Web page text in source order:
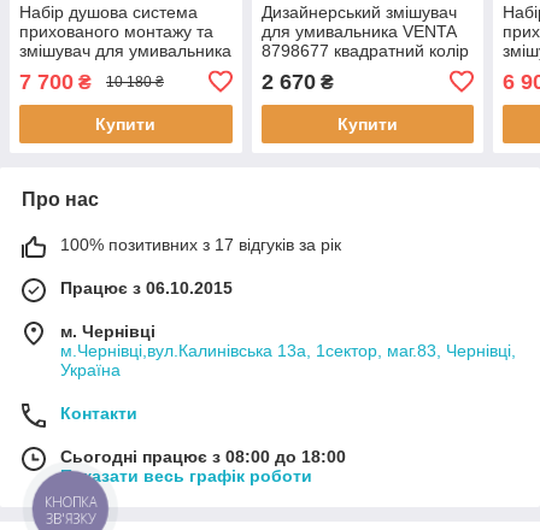
Набір душова система
прихованого монтажу та
змішувач для умивальника
квадратний хром
7 700 ₴ 10 180 ₴
Купити
Дизайнерський змішувач
для умивальника VENTA
8798677 квадратний колір
2 670₴
Купити
6
Про нас
100% позитивних з 17 відгуків за рік
Працює з 06.10.2015
м. Чернівці
м.Чернівці,вул.Калинівська 13а, 1сектор, маг.83, Чернівці,
Україна
Контакти
Сьогодні працює з 08:00 до 18:00
Показати весь графік роботи
КНОПКА
ЗВ'ЯЗКУ